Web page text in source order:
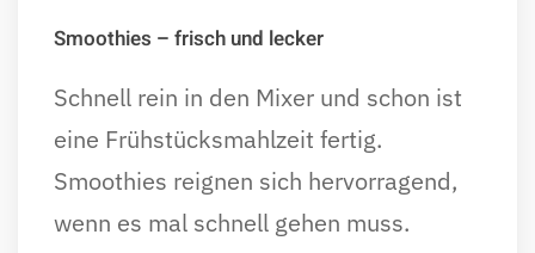
Smoothies – frisch und lecker
Schnell rein in den Mixer und schon ist
eine Frühstücksmahlzeit fertig.
Smoothies reignen sich hervorragend,
wenn es mal schnell gehen muss.